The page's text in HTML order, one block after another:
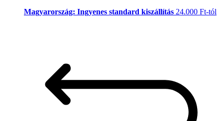
Magyarország: Ingyenes standard kiszállítás 24.000 Ft-tól